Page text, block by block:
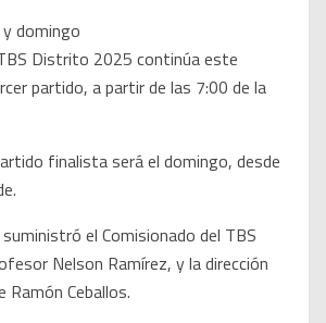
domingo
Distrito 2025 continúa este
partido, a partir de las 7:00 de la
finalista será el domingo, desde
el Comisionado del TBS
Nelson Ramírez, y la dirección
Ramón Ceballos.